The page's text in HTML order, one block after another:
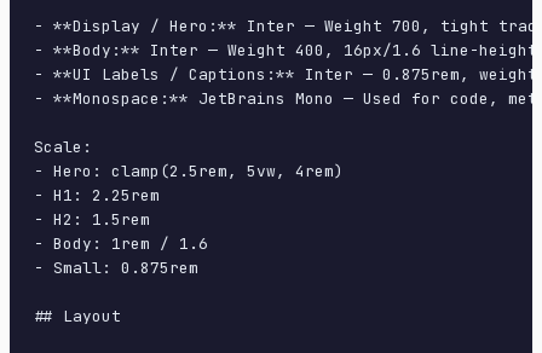
- **Display / Hero:** Inter — Weight 700, tight
- **Body:** Inter — Weight 400, 16px/1.6 line-
- **UI Labels / Captions:** Inter — 0.875rem,
- **Monospace:** JetBrains Mono — Used for code,
Scale:
- Hero: clamp(2.5rem, 5vw, 4rem)
- H1: 2.25rem
- H2: 1.5rem
- Body: 1rem / 1.6
- Small: 0.875rem
## Layout